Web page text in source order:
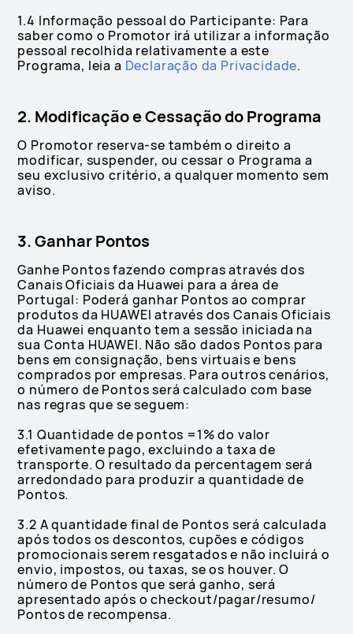
1.4 Informação pessoal do Participante: Para
saber como o Promotor irá utilizar a informação
pessoal recolhida relativamente a este
Programa, leia a Declaração da Privacidade.
2. Modificação e Cessação do Programa
O Promotor reserva-se também o direito a
modificar, suspender, ou cessar o Programa a
seu exclusivo critério, a qualquer momento sem
aviso.
3. Ganhar Pontos
Ganhe Pontos fazendo compras através dos
Canais Oficiais da Huawei para a área de
Portugal: Poderá ganhar Pontos ao comprar
produtos da HUAWEI através dos Canais Oficiais
da Huawei enquanto tem a sessão iniciada na
sua Conta HUAWEI. Não são dados Pontos para
bens em consignação, bens virtuais e bens
comprados por empresas. Para outros cenários,
o número de Pontos será calculado com base
nas regras que se seguem:
3.1 Quantidade de pontos =1% do valor
efetivamente pago, excluindo a taxa de
transporte. O resultado da percentagem será
arredondado para produzir a quantidade de
Pontos.
3.2 A quantidade final de Pontos será calculada
após todos os descontos, cupões e códigos
promocionais serem resgatados e não incluirá o
envio, impostos, ou taxas, se os houver. O
número de Pontos que será ganho, será
apresentado após o checkout/pagar/resumo/
Pontos de recompensa.